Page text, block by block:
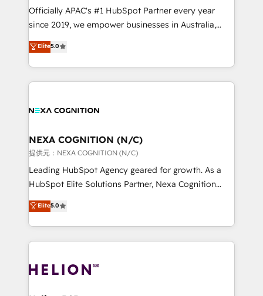
HubSpot customers and we'd love to work with you
too! Clients come to us for: Advanced CRM solutions
HubSpot Data System Migrations between systems
to HubSpot New lead generation strategies Time-
Officially APAC's #1 HubSpot Partner every year
since 2019, we empower businesses in Australia,
New Zealand, and globally to realise their full
potential through enterprise HubSpot CRM
implementation. And we deliver best practice across
the whole HubSpot platform, covering marketing,
all businesses, from start-up to Enterprise, and have
the world. Our human approach to digital
transformation is designed for businesses who want
to grow. And we're passionate about APAC
businesses leading the world in technology, agility
record migrating businesses from CRM & Marketing
Platforms such as Salesforce, Dynamics, Pipedrive,
with attract and retain customers, manage their
business people and processes, and how they
Elite5.0
NEXA COGNITION (N/C)
提供元：NEXA COGNITION (N/C)
Leading HubSpot Agency geared for growth. As a
HubSpot Elite Solutions Partner, Nexa Cognition
ranks in the top 1% of global HubSpot Partners and
has been one of the longest-standing partners since
2012. We empower businesses to harness the full
potential of HubSpot by combining strategic
bespoke HubSpot solutions tailored to drive
Elite5.0